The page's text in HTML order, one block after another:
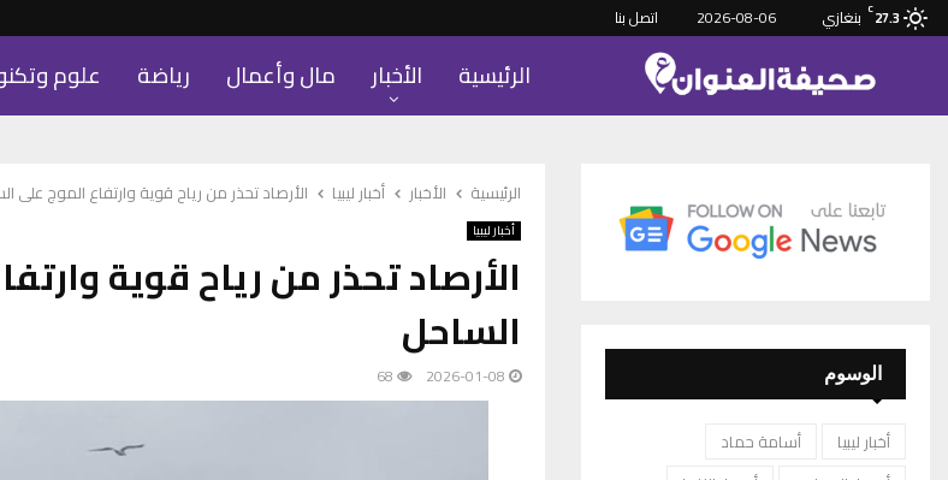
27.3
C بنغازي 2026-08-06 اتصل بنا
الرئيسية الأخبار مال وأعمال رياضة علوم
الرئيسية الأخبار أخبار ليبيا الأرصاد تحذر من رياح قوية وارتفاع الموج على
أخبار ليبيا
الأرصاد تحذر من رياح قوية
الساحل
2026-01-08
68 الوسوم
أخبار ليبيا
أسامة حماد